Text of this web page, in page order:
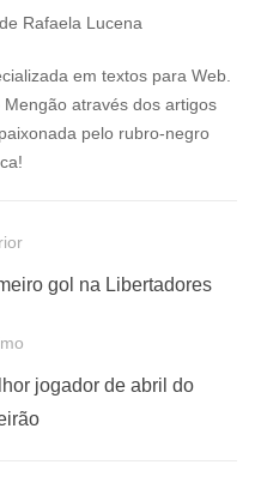
Rafaela Lucena
em textos para Web.
através dos artigos
pelo rubro-negro
gol na Libertadores
jogador de abril do